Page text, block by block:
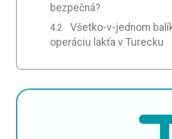
bezpečná?
Všetko-v-jednom
operáciu lakťa v Turecku